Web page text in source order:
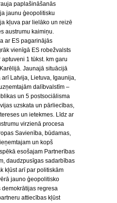
paplašināšanās
jaunu ģeopolitisku
kļuva par lielāko un reizē
austrumu kaimiņu.
ar ES pagarinājās
vienīgā ES robežvalsts
1 tūkst. km garu
Jaunajā situācijā
Latvija, Lietuva, Igaunija,
dalībvalstīm –
un 5 postsociālisma
uzskata un pārliecības,
un ietekmes. Līdz ar
virzienā procesa
Savienība, būdamas,
un kopš
esošajam Partnerības
daudzpusīgas sadarbības
kļūst arī par politiskām
jauno ģeopolitisko
regresa
attiecības kļūst